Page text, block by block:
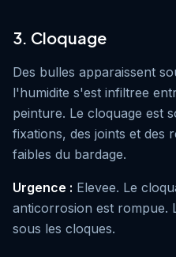
3. Cloquage
Des bulles apparaissent
l'humidite s'est infiltree
peinture. Le cloquage est
fixations, des joints et des
faibles du bardage.
Urgence : Elevee. Le
anticorrosion est rompue.
sous les cloques.